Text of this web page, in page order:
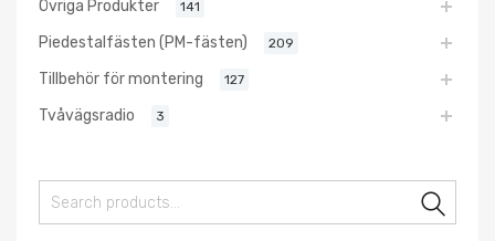
Övriga Produkter 141
Piedestalfästen (PM-fästen) 209
Tillbehör för montering 127
Tvåvägsradio 3